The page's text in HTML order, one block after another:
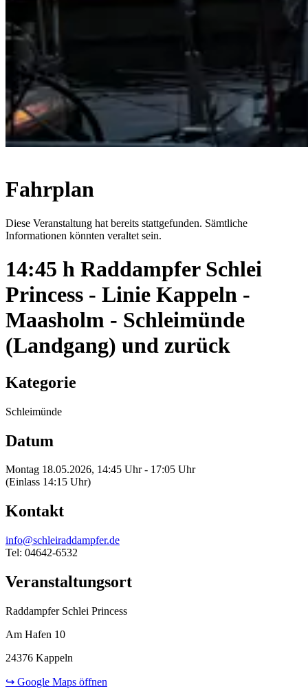
Fahrplan
Diese Veranstaltung hat bereits stattgefunden. Sämtliche
Informationen könnten veraltet sein.
14:45 h Raddampfer Schlei
Princess - Linie Kappeln -
Maasholm - Schleimünde
(Landgang) und zurück
Kategorie
Schleimünde
Datum
Montag 18.05.2026, 14:45 Uhr - 17:05 Uhr
(Einlass 14:15 Uhr)
Kontakt
info@schleiraddampfer.de
Tel: 04642-6532
Veranstaltungsort
Raddampfer Schlei Princess
Am Hafen 10
24376 Kappeln
↪ Google Maps öffnen